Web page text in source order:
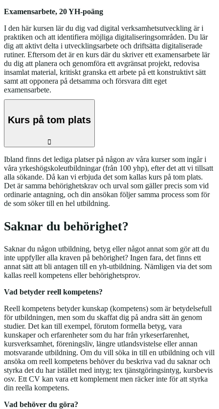
Examensarbete, 20 YH-poäng
I den här kursen lär du dig vad digital verksamhetsutveckling är i
praktiken och att identifiera möjliga digitaliseringsområden. Du lär
dig att aktivt delta i utvecklingsarbete och driftsätta digitaliserade
rutiner. Eftersom det är en kurs där du skriver ett examensarbete lär
du dig att planera och genomföra ett avgränsat projekt, redovisa
insamlat material, kritiskt granska ett arbete på ett konstruktivt sätt
samt att opponera på detsamma och försvara ditt eget
examensarbete.
Kurs på tom plats
Ibland finns det lediga platser på någon av våra kurser som ingår i
våra yrkeshögskoleutbildningar (från 100 yhp), efter det att vi tillsatt
alla sökande. Då kan vi erbjuda det som kallas kurs på tom plats.
Det är samma behörighetskrav och urval som gäller precis som vid
ordinarie antagning, och din ansökan följer samma process som för
de som söker till en hel utbildning.
Saknar du behörighet?
Saknar du någon utbildning, betyg eller något annat som gör att du
inte uppfyller alla kraven på behörighet? Ingen fara, det finns ett
annat sätt att bli antagen till en yh-utbildning. Nämligen via det som
kallas reell kompetens eller behörighetsprov.
Vad betyder reell kompetens?
Reell kompetens betyder kunskap (kompetens) som är betydelsefull
för utbildningen, men som du skaffat dig på andra sätt än genom
studier. Det kan till exempel, förutom formella betyg, vara
kunskaper och erfarenheter som du har från yrkeserfarenhet,
kursverksamhet, föreningsliv, längre utlandsvistelse eller annan
motsvarande utbildning. Om du vill söka in till en utbildning och vill
ansöka om reell kompetens behöver du beskriva vad du saknar och
styrka det du har istället med intyg; tex tjänstgöringsintyg, kursbevis
osv. Ett CV kan vara ett komplement men räcker inte för att styrka
din reella kompetens.
Vad behöver du göra?